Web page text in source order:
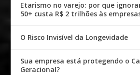
Etarismo no varejo: por que
50+ custa R$ 2 trilhões às
O Risco Invisível da Longevidade
Sua empresa está protegendo o
Geracional?